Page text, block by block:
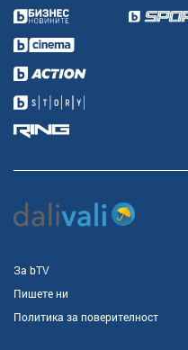
За bTV
Пишете ни
Политика за поверителност